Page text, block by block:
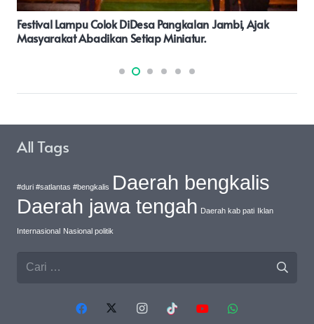
Kadis LH Kabupaten Batu Bara Ajak Masyarakat Sadar
Akan Bergotong Royong
All Tags
#duri #satlantas #bengkalis Daerah bengkalis
Daerah jawa tengah Daerah kab pati Iklan
Internasional Nasional politik
Cari